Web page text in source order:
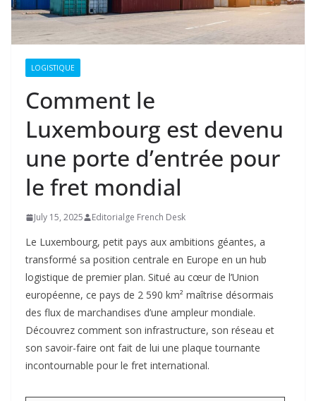
LOGISTIQUE
Comment le
Luxembourg est devenu
une porte d’entrée pour
le fret mondial
July 15, 2025 Editorialge French Desk
Le Luxembourg, petit pays aux ambitions géantes, a
transformé sa position centrale en Europe en un hub
logistique de premier plan. Situé au cœur de l’Union
européenne, ce pays de 2 590 km² maîtrise désormais
des flux de marchandises d’une ampleur mondiale.
Découvrez comment son infrastructure, son réseau et
son savoir-faire ont fait de lui une plaque tournante
incontournable pour le fret international.